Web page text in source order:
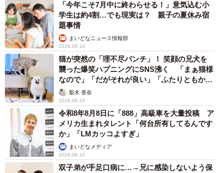
ただ、どこの場所にでも言える事は、ペットボトルが何よ
りも多いです。街から流れてきたもの、近海や外国から流
れ着いたもの、遊びに来て捨てて帰ったもの、ペットボト
ルを詰めたゴミ袋が毎回、沢山収集されます」
「今年こそ7月中に終わらせる！」意気込む小
学生は約4割…でも現実は？ 親子の夏休み宿
題事情
まいどなニュース情報部
2026.08.10
猫が突然の「理不尽パンチ」！ 笑顔の兄犬を
襲った爆笑ハプニングにSNS沸く 「まぁ猫様
なので」「だがそれが良い」「ふたりともかわ
いいね」
梨木 香奈
2026.08.10
令和8年8月8日に「888」高級車を大量投稿 ア
メリカ生まれタレント「何台所有してるんです
か」「LMカッコよすぎ」
まいどなメディア
2026.08.10
双子弟が手足口病に…→兄に感染しないよう保